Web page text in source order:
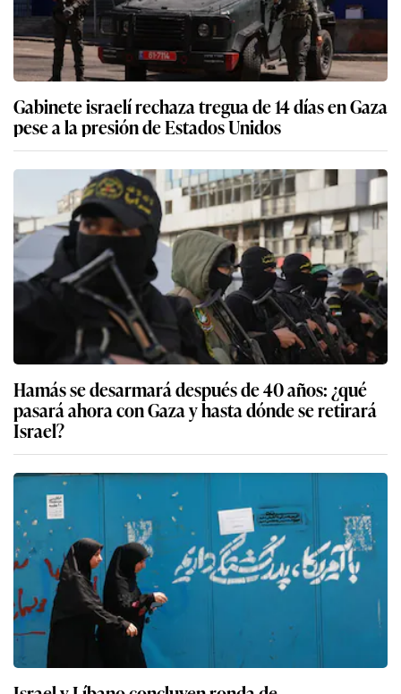
Gabinete israelí rechaza tregua de 14 días en Gaza
pese a la presión de Estados Unidos
Hamás se desarmará después de 40 años: ¿qué
pasará ahora con Gaza y hasta dónde se retirará
Israel?